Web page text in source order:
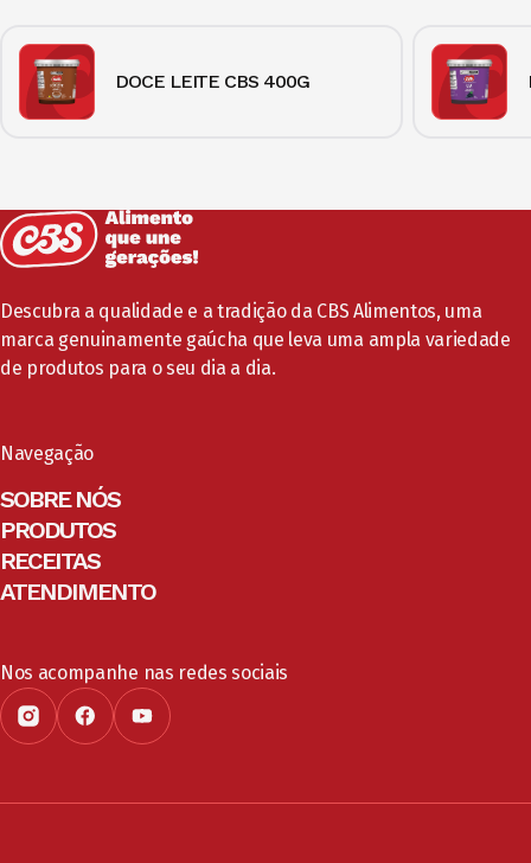
DOCE LEITE CBS 400G
Descubra a qualidade e a tradição da CBS Alimentos, uma
marca genuinamente gaúcha que leva uma ampla variedade
de produtos para o seu dia a dia.
Navegação
SOBRE NÓS
PRODUTOS
RECEITAS
ATENDIMENTO
Nos acompanhe nas redes sociais